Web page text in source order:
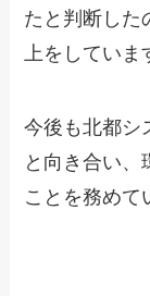
たと判断した
上をしていま
今後も北都シ
と向き合い、
ことを務めて